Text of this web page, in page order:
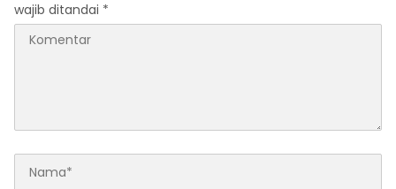
wajib ditandai *